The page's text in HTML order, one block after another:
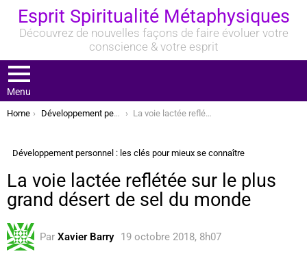
Esprit Spiritualité Métaphysiques
Découvrez de nouvelles façons de faire évoluer votre
conscience & votre esprit
Menu
You are here:
Home Développement personnel : les clés pour mieux se connaître La voie lactée reflétée sur le plus grand désert de sel du monde
Développement personnel : les clés pour mieux se connaître
La voie lactée reflétée sur le plus
grand désert de sel du monde
Par Xavier Barry 19 octobre 2018, 8h07